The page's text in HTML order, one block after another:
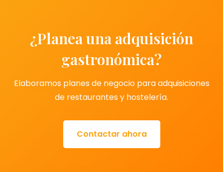
¿Planea una adquisición
gastronómica?
Elaboramos planes de negocio para adquisiciones
de restaurantes y hostelería.
Contactar ahora